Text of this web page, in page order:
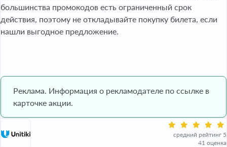
большинства промокодов есть ограниченный срок
действия, поэтому не откладывайте покупку билета, если
нашли выгодное предложение.
Реклама. Информация о рекламодателе по ссылке в
карточке акции.
средний рейтинг 5
41 оценка